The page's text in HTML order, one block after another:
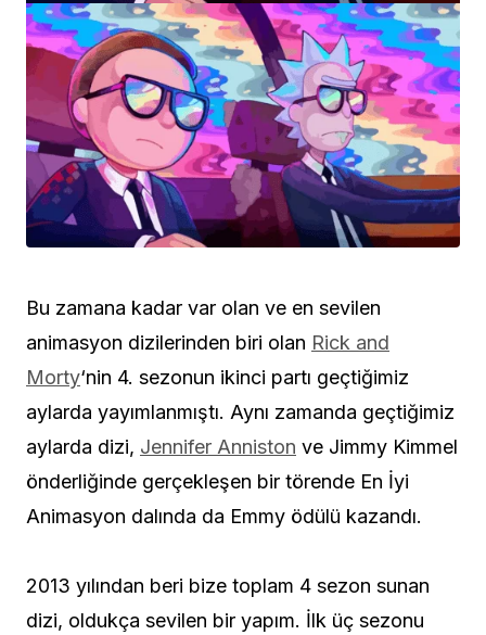
Bu zamana kadar var olan ve en sevilen
animasyon dizilerinden biri olan Rick and
Morty‘nin 4. sezonun ikinci partı geçtiğimiz
aylarda yayımlanmıştı. Aynı zamanda geçtiğimiz
aylarda dizi, Jennifer Anniston ve Jimmy Kimmel
önderliğinde gerçekleşen bir törende En İyi
Animasyon dalında da Emmy ödülü kazandı.
2013 yılından beri bize toplam 4 sezon sunan
dizi, oldukça sevilen bir yapım. İlk üç sezonu